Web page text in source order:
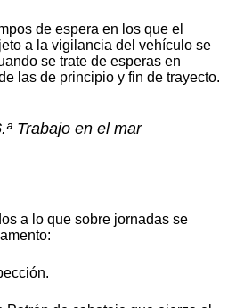
de espera en los que el
a la vigilancia del vehículo se
se trate de esperas en
las de principio y fin de trayecto.
Trabajo en el mar
a lo que sobre jornadas se